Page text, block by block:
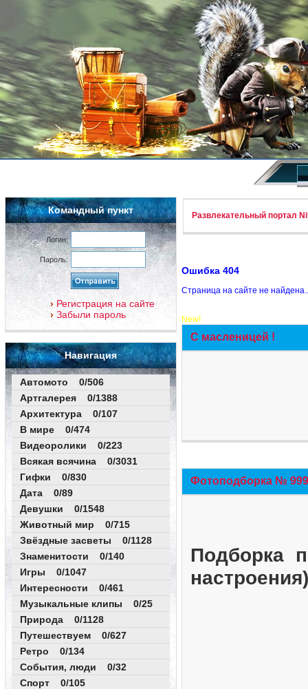
Командный пункт
Логин:
Пароль:
Регистрация на сайте
Забыли пароль
Навигация
Автомото 0/506
Артгалерея 0/1388
Архитектура 0/107
В мире 0/474
Видеоролики 0/223
Всякая всячина 0/3031
Гифки 0/830
Дата 0/89
Девушки 0/1548
Животный мир 0/715
Звёздные засветы 0/1128
Знаменитости 0/140
Игры 0/1047
Интересности 0/461
Музыкальные клипы 0/25
Природа 0/1128
Путешествуем 0/627
Ретро 0/134
События, люди 0/32
Спорт 0/105
Развлекательный портал
Ошибка 404
Страница на сайте не
New!
С масленицей !
Фотоподборка №
Подборка